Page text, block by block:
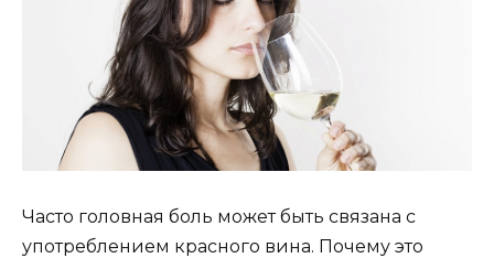
Часто головная боль может быть связана с
употреблением красного вина. Почему это